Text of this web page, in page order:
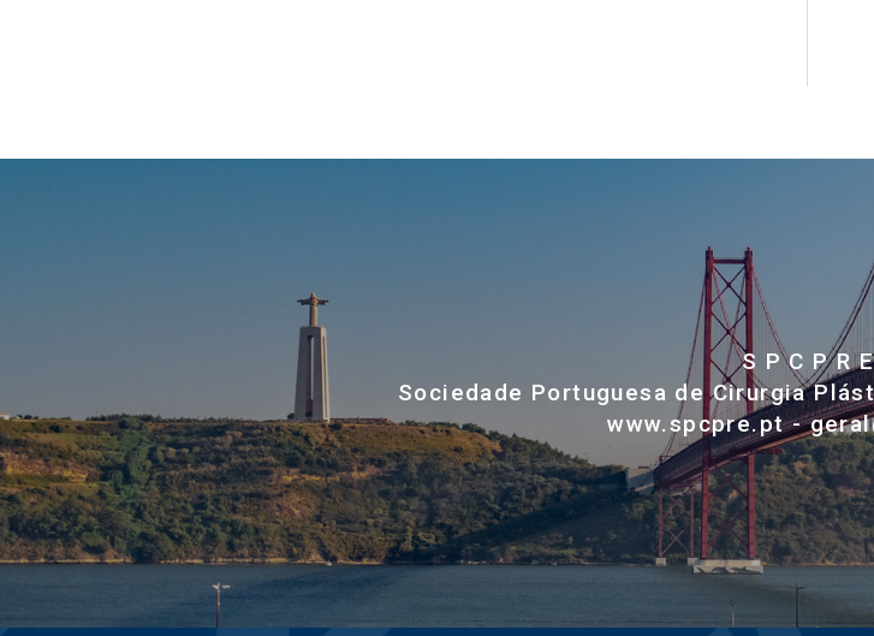
S P C P R E
Sociedade Portuguesa de Cirurgia
www.spcpre.pt -